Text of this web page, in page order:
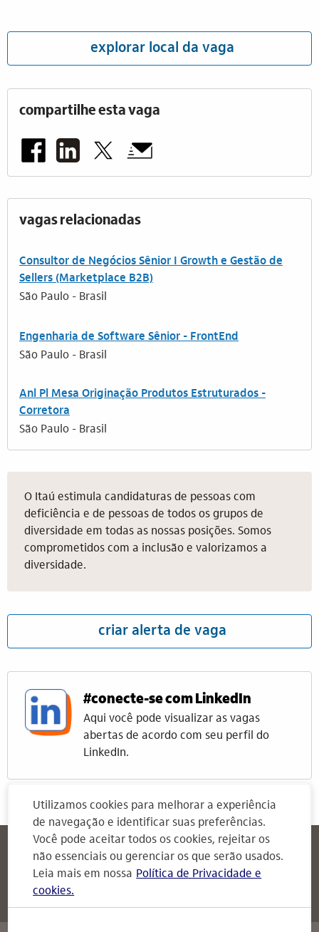
explorar local da vaga
compartilhe esta vaga
vagas relacionadas
Consultor de Negócios Sênior I Growth e Gestão de
Sellers (Marketplace B2B)
São Paulo - Brasil
Engenharia de Software Sênior - FrontEnd
São Paulo - Brasil
Anl Pl Mesa Originação Produtos Estruturados -
Corretora
São Paulo - Brasil
O Itaú estimula candidaturas de pessoas com
deficiência e de pessoas de todos os grupos de
diversidade em todas as nossas posições. Somos
comprometidos com a inclusão e valorizamos a
diversidade.
criar alerta de vaga
#conecte-se com LinkedIn
Aqui você pode visualizar as vagas
abertas de acordo com seu perfil do
LinkedIn.
Itaú
Attendimento Itaú
Para Empresas
Attendimento Itaú
Utilizamos cookies para melhorar a experiência
de navegação e identificar suas preferências.
Você pode aceitar todos os cookies, rejeitar os
não essenciais ou gerenciar os que serão usados.
Leia mais em nossa Política de Privacidade e
cookies.